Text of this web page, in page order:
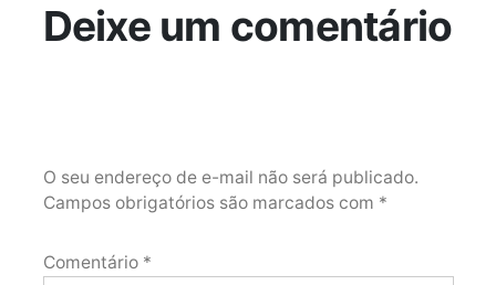
Deixe um comentário
O seu endereço de e-mail não será publicado.
Campos obrigatórios são marcados com *
Comentário *